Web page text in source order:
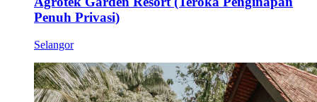
Penuh Privasi)
Selangor